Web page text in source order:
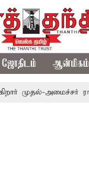
ஜோதிடம் ஆன்மிகம்
அமைச்சர் ரங்கசாமி